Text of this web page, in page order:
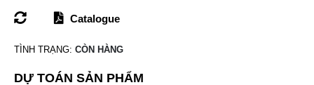
Catalogue
TÌNH TRẠNG: CÒN HÀNG
DỰ TOÁN SẢN PHẨM